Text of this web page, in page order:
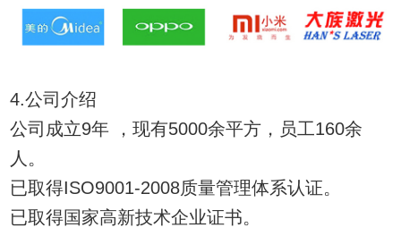
4.公司介绍
公司成立9年 ，现有5000余平方，员工160余
人。
已取得ISO9001-2008质量管理体系认证。
已取得国家高新技术企业证书。